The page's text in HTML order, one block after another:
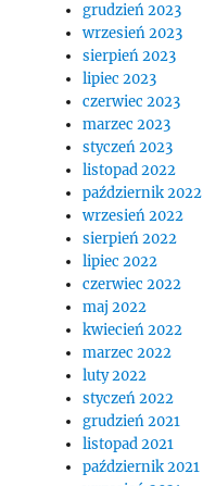
grudzień 2023
wrzesień 2023
sierpień 2023
lipiec 2023
czerwiec 2023
marzec 2023
styczeń 2023
listopad 2022
październik 2022
wrzesień 2022
sierpień 2022
lipiec 2022
czerwiec 2022
maj 2022
kwiecień 2022
marzec 2022
luty 2022
styczeń 2022
grudzień 2021
listopad 2021
październik 2021